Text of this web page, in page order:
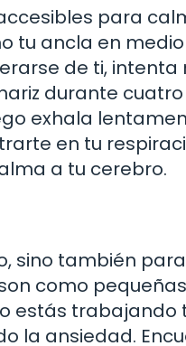
para
tu ancla en
de ti, intenta
durante
exhala
en tu
a tu cerebro.
sino también
como
estás trabajando
la ansiedad.